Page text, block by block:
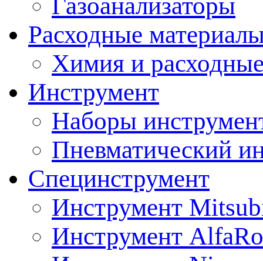
Расходные
Химия и
Инструмент
Наборы
Пневматический
Специнструмент
Инструмент
Инструмент